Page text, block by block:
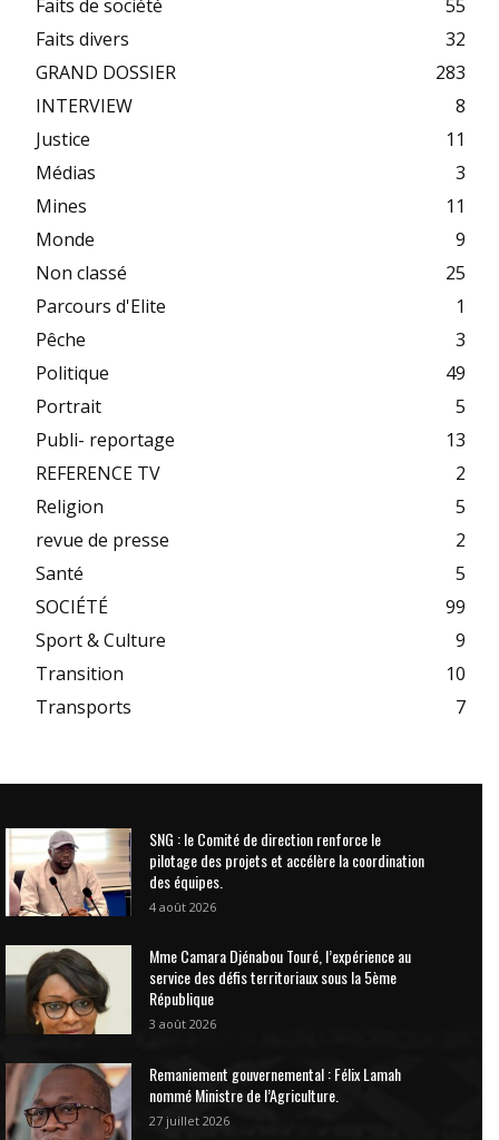
Faits de société
55
Faits divers
32
GRAND DOSSIER
283
INTERVIEW
8
Justice
11
Médias
3
Mines
11
Monde
9
Non classé
25
Parcours d'Elite
1
Pêche
3
Politique
49
Portrait
5
Publi- reportage
13
REFERENCE TV
2
Religion
5
revue de presse
2
Santé
5
SOCIÉTÉ
99
Sport & Culture
9
Transition
10
Transports
7
SNG : le Comité de direction renforce le
pilotage des projets et accélère la coordination
des équipes.
4 août 2026
Mme Camara Djénabou Touré, l’expérience au
service des défis territoriaux sous la 5ème
République
3 août 2026
Remaniement gouvernemental : Félix Lamah
nommé Ministre de l’Agriculture.
27 juillet 2026